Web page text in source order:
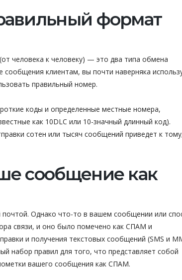
формат
человека к человеку) — это два типа обмена
клиентам, вы почти наверняка
правильный номер.
коды и определенные местные номера,
как 10DLC или 10-значный длинный код).
сотен или тысяч сообщений приведет к
сообщение как
Однако что-то в вашем сообщении или
связи, и оно было помечено как СПАМ и
и получения текстовых сообщений (SMS и
набор правил для того, что представляет собой
вашего сообщения как СПАМ.